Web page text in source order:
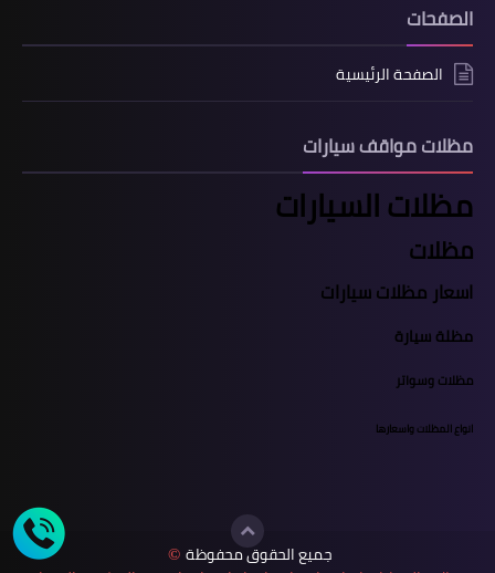
الصفحات
الصفحة الرئيسية
مظلات مواقف سيارات
مظلات السيارات
مظلات
اسعار مظلات سيارات
مظلة سيارة
مظلات وسواتر
انواع المظلات واسعارها
جميع الحقوق محفوظة ©